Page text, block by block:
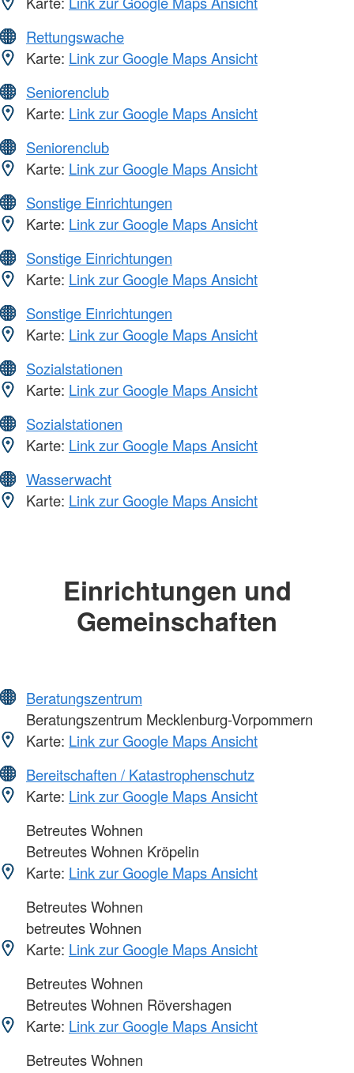
Rettungswache
Karte: Link zur Google Maps Ansicht
Seniorenclub
Karte: Link zur Google Maps Ansicht
Seniorenclub
Karte: Link zur Google Maps Ansicht
Sonstige Einrichtungen
Karte: Link zur Google Maps Ansicht
Sonstige Einrichtungen
Karte: Link zur Google Maps Ansicht
Sonstige Einrichtungen
Karte: Link zur Google Maps Ansicht
Sozialstationen
Karte: Link zur Google Maps Ansicht
Sozialstationen
Karte: Link zur Google Maps Ansicht
Wasserwacht
Karte: Link zur Google Maps Ansicht
Einrichtungen und
Gemeinschaften
Beratungszentrum
Beratungszentrum Mecklenburg-Vorpommern
Karte: Link zur Google Maps Ansicht
Bereitschaften / Katastrophenschutz
Karte: Link zur Google Maps Ansicht
Betreutes Wohnen
Betreutes Wohnen Kröpelin
Karte: Link zur Google Maps Ansicht
Betreutes Wohnen
betreutes Wohnen
Karte: Link zur Google Maps Ansicht
Betreutes Wohnen
Betreutes Wohnen Rövershagen
Karte: Link zur Google Maps Ansicht
Betreutes Wohnen